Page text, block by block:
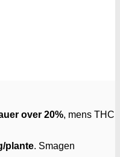
over 20%, mens THC
plante. Smagen